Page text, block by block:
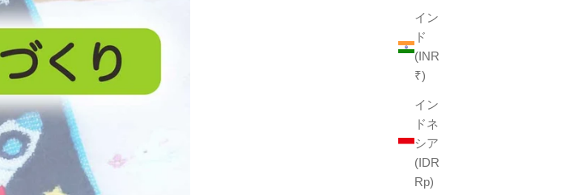
イン
ド
(INR
₹)
イン
ドネ
シア
(IDR
Rp)